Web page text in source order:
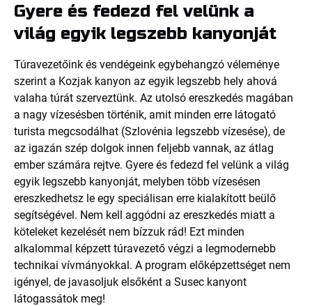
Gyere és fedezd fel velünk a
világ egyik legszebb kanyonját
Túravezetőink és vendégeink egybehangzó véleménye
szerint a Kozjak kanyon az egyik legszebb hely ahová
valaha túrát szerveztünk. Az utolsó ereszkedés magában
a nagy vízesésben történik, amit minden erre látogató
turista megcsodálhat (Szlovénia legszebb vízesése), de
az igazán szép dolgok innen feljebb vannak, az átlag
ember számára rejtve. Gyere és fedezd fel velünk a világ
egyik legszebb kanyonját, melyben több vízesésen
ereszkedhetsz le egy speciálisan erre kialakított beülő
segítségével. Nem kell aggódni az ereszkedés miatt a
köteleket kezelését nem bízzuk rád! Ezt minden
alkalommal képzett túravezető végzi a legmodernebb
technikai vívmányokkal. A program előképzettséget nem
igényel, de javasoljuk elsőként a Susec kanyont
látogassátok meg!